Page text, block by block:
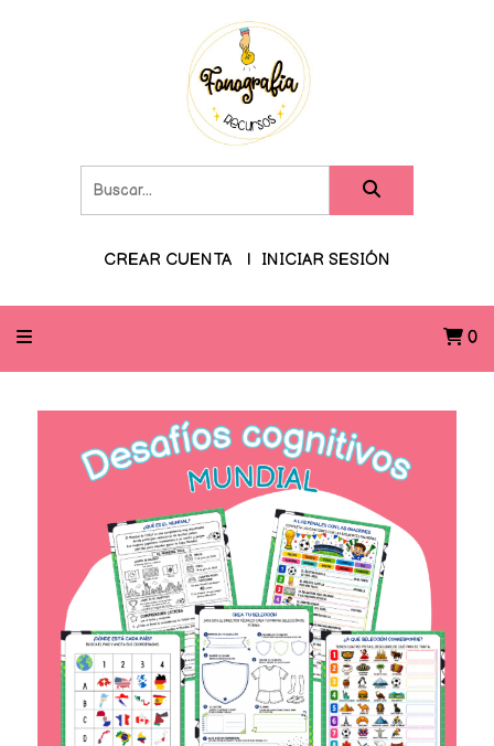
CREAR CUENTA INICIAR SESIÓN
0